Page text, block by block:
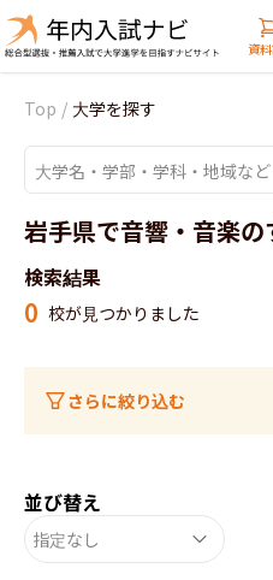
資
Top / 大学を探す
岩手県で音響・音楽
検索結果
0 校が見つかりました
さらに絞り込む
並び替え
指定なし